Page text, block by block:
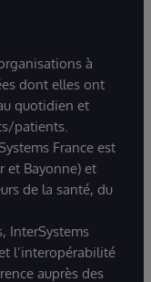
à
dont elles ont
quotidien et
patients.
France est
et Bayonne) et
de la santé, du
InterSystems
l’interopérabilité
auprès des